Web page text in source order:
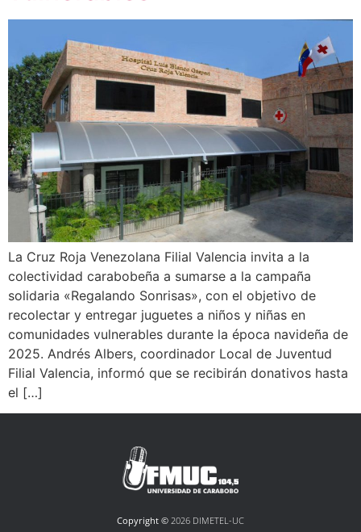
La Cruz Roja Venezolana Filial Valencia invita a la
colectividad carabobeña a sumarse a la campaña
solidaria «Regalando Sonrisas», con el objetivo de
recolectar y entregar juguetes a niños y niñas en
comunidades vulnerables durante la época navideña de
2025. Andrés Albers, coordinador Local de Juventud
Filial Valencia, informó que se recibirán donativos hasta
el […]
Copyright © 2026 DIMETEL-UC